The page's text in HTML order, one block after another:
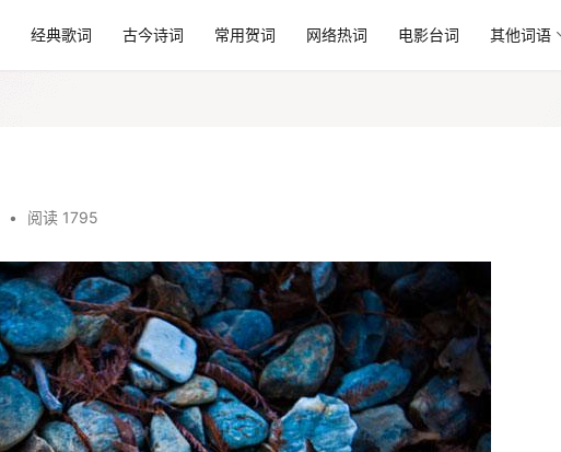
经典歌词 古今诗词 常用贺词 网络热词 电影台词 其他词语
• 阅读 1795